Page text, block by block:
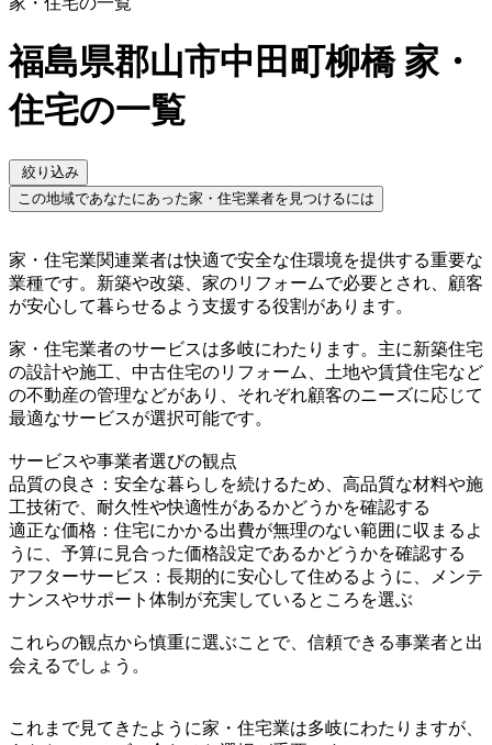
福島県郡山市中田町柳橋 家・
住宅の一覧
絞り込み
この地域であなたにあった家・住宅業者を見つけるには
家・住宅業関連業者は快適で安全な住環境を提供する重要な
業種です。新築や改築、家のリフォームで必要とされ、顧客
が安心して暮らせるよう支援する役割があります。
家・住宅業者のサービスは多岐にわたります。主に新築住宅
の設計や施工、中古住宅のリフォーム、土地や賃貸住宅など
の不動産の管理などがあり、それぞれ顧客のニーズに応じて
最適なサービスが選択可能です。
サービスや事業者選びの観点
品質の良さ：安全な暮らしを続けるため、高品質な材料や施
工技術で、耐久性や快適性があるかどうかを確認する
適正な価格：住宅にかかる出費が無理のない範囲に収まるよ
うに、予算に見合った価格設定であるかどうかを確認する
アフターサービス：長期的に安心して住めるように、メンテ
ナンスやサポート体制が充実しているところを選ぶ
これらの観点から慎重に選ぶことで、信頼できる事業者と出
会えるでしょう。
これまで見てきたように家・住宅業は多岐にわたりますが、